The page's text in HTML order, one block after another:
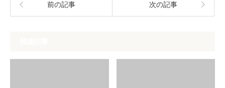
前の記事 次の記事